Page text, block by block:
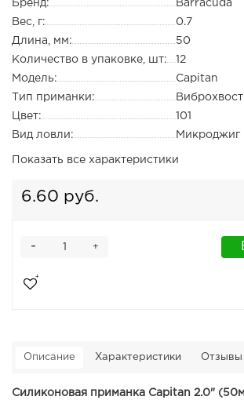
Бренд:
Barracuda
Вес, г:
0.7
Длина, мм:
50
Количество в упаковке, шт:
12
Модель:
Capitan
Тип приманки:
Виброхвост
Цвет:
101
Вид ловли:
Микроджиг
Показать все характеристики
6.60 руб.
+
-
Описание Характеристики Отзывы
Силиконовая приманка Capitan 2.0"